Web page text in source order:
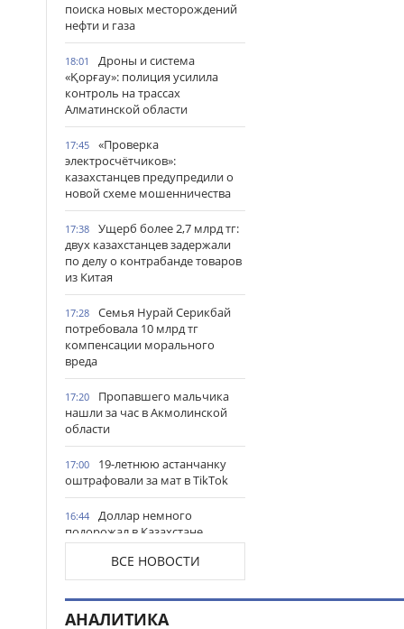
поиска новых месторождений
нефти и газа
18:01
Дроны и система
«Қорғау»: полиция усилила
контроль на трассах
Алматинской области
17:45
«Проверка
электросчётчиков»:
казахстанцев предупредили о
новой схеме мошенничества
17:38
Ущерб более 2,7 млрд тг:
двух казахстанцев задержали
по делу о контрабанде товаров
из Китая
17:28
Семья Нурай Серикбай
потребовала 10 млрд тг
компенсации морального
вреда
17:20
Пропавшего мальчика
нашли за час в Акмолинской
области
17:00
19-летнюю астанчанку
оштрафовали за мат в TikTok
16:44
Доллар немного
подорожал в Казахстане
Строителей Алматы
поздравили с
профессиональным
праздником
ВСЕ НОВОСТИ
АНАЛИТИКА